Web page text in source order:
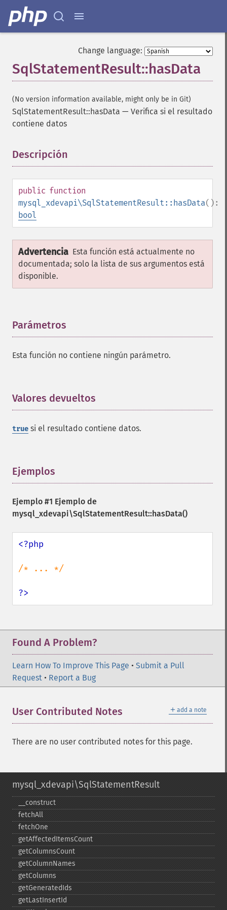
Change language:
SqlStatementResult::hasData
(No version information available, might only be in Git)
SqlStatementResult::hasData — Verifica si el resultado
contiene datos
Descripción
public function
mysql_xdevapi\SqlStatementResult::hasData():
bool
Advertencia Esta función está actualmente no
documentada; solo la lista de sus argumentos está
disponible.
Parámetros
Esta función no contiene ningún parámetro.
Valores devueltos
true si el resultado contiene datos.
Ejemplos
Ejemplo #1 Ejemplo de
mysql_xdevapi\SqlStatementResult::hasData()
<?php
/* ... */
?>
Found A Problem?
Learn How To Improve This Page • Submit a Pull
Request • Report a Bug
＋ add a note
User Contributed Notes
There are no user contributed notes for this page.
mysql_xdevapi\SqlStatementResult
_​_​construct
fetchAll
fetchOne
getAffectedItemsCount
getColumnsCount
getColumnNames
getColumns
getGeneratedIds
getLastInsertId